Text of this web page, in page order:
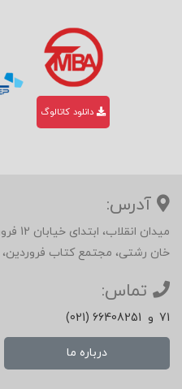
دانلود کاتالوگ
آدرس:
خان رشتی، مجتمع کتاب فروردین،
تماس:
(021) 66408251 و 71
درباره ما